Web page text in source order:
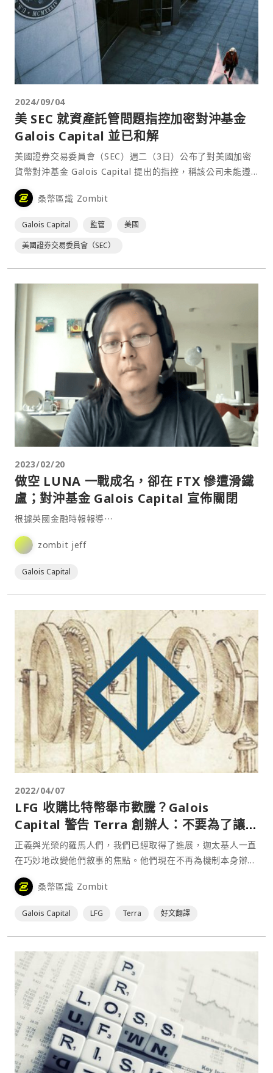
2024/09/04
美 SEC 就資產託管問題指控加密對沖基金
Galois Capital 並已和解
美國證券交易委員會（SEC）週二（3日）公布了對美國加密
貨幣對沖基金 Galois Capital 提出的指控，稱該公司未能遵
守與保護客戶資產（包括作為證券發行和出售的加密資產）相
關的要求，並發現其在贖回所要求的通知期方面誤導了基金投
桑幣區識 Zombit
Galois Capital 監管
美國
美國證券交易委員會（SEC）
2023/02/20
做空 LUNA 一戰成名，卻在 FTX 慘遭滑鐵
盧；對沖基金 Galois Capital 宣佈關閉
根據英國金融時報報導⋯
zombit jeff
Galois Capital
2022/04/07
LFG 收購比特幣舉市歡騰？Galois
Capital 警告 Terra 創辦人：不要為了讓自
己大到不能倒而拖垮整個產業
正義與光榮的羅馬人們，我們已經取得了進展，迦太基人一直
在巧妙地改變他們敘事的焦點。他們現在不再為機制本身辯
護，而是不斷強調這一切都與實用性有關。 密切注意，他們
已經含蓄地承認其機制可能並不健全，緊抓著他們宣稱的所有
與 Do（Do Kwon）的山寨幣似乎都在⋯
桑幣區識 Zombit
Galois Capital LFG Terra 好文翻譯